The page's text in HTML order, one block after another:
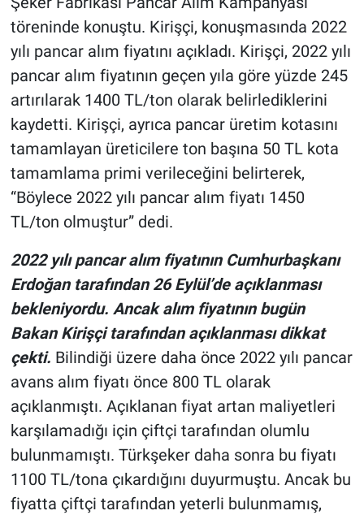
töreninde konuştu. Kirişçi, konuşmasında 2022
yılı pancar alım fiyatını açıkladı. Kirişçi, 2022 yılı
pancar alım fiyatının geçen yıla göre yüzde 245
artırılarak 1400 TL/ton olarak belirlediklerini
kaydetti. Kirişçi, ayrıca pancar üretim kotasını
tamamlayan üreticilere ton başına 50 TL kota
tamamlama primi verileceğini belirterek,
“Böylece 2022 yılı pancar alım fiyatı 1450
TL/ton olmuştur” dedi.
2022 yılı pancar alım fiyatının Cumhurbaşkanı
Erdoğan tarafından 26 Eylül’de açıklanması
bekleniyordu. Ancak alım fiyatının bugün
Bakan Kirişçi tarafından açıklanması dikkat
çekti. Bilindiği üzere daha önce 2022 yılı pancar
avans alım fiyatı önce 800 TL olarak
açıklanmıştı. Açıklanan fiyat artan maliyetleri
karşılamadığı için çiftçi tarafından olumlu
bulunmamıştı. Türkşeker daha sonra bu fiyatı
1100 TL/tona çıkardığını duyurmuştu. Ancak bu
fiyatta çiftçi tarafından yeterli bulunmamış,